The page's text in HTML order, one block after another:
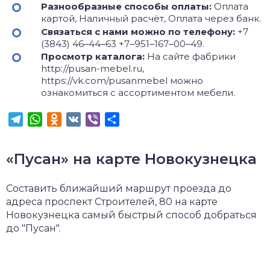
Разнообразные способы оплаты: Оплата
картой, Наличный расчёт, Оплата через банк.
Связаться с нами можно по телефону: +7
(3843) 46‒44‒63 +7‒951‒167‒00‒49.
Просмотр каталога: На сайте фабрики
http://pusan-mebel.ru,
https://vk.com/pusanmebel можно
ознакомиться с ассортиментом мебели.
TelegramWhatsApp
Odnoklassniki
VK Viber
«Пусан» на карте Новокузнецка
Составить ближайший маршрут проезда до
адреса проспект Строителей, 80 на карте
Новокузнецка самый быстрый способ добраться
до "Пусан".